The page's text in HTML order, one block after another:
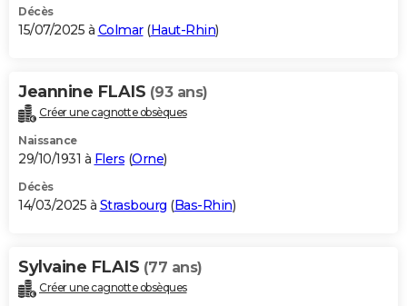
Décès
15/07/2025 à Colmar(Haut-Rhin)
Jeannine FLAIS (93 ans)
Créer une cagnotte obsèques
Naissance
29/10/1931 à Flers (Orne)
Décès
14/03/2025 à Strasbourg (Bas-Rhin)
Sylvaine FLAIS (77 ans)
Créer une cagnotte obsèques